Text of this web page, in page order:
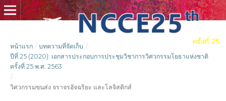
หน้าแรก / บทความที่จัดเก็บ /
ปีที่ 25 (2020): เอกสารประกอบการประชุมวิชาการวิศวกรรมโยธาแห่งชาติ
ครั้งที่ 25 พ.ศ. 2563
/
วิศวกรรมขนส่ง จราจรอัจฉริยะ และโลจิสติกส์